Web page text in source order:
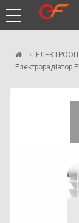
Електрорадіатор